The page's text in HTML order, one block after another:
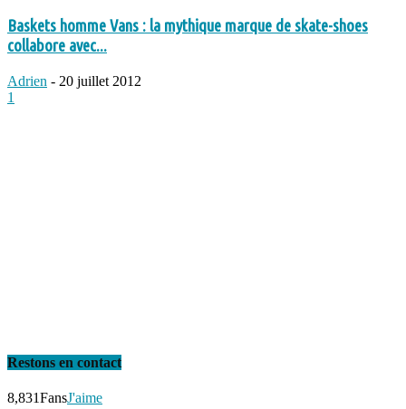
Baskets homme Vans : la mythique marque de skate-shoes
collabore avec...
Adrien - 20 juillet 2012
1
Restons en contact
8,831FansJ'aime